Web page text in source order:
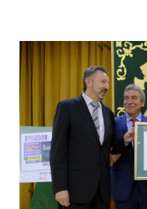
el Festival
sor Juana Inés de la
julioen la iglesia de
castellano manchega.